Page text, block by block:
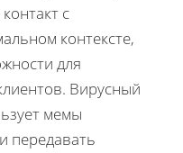
с
контексте,
для
Вирусный
мемы
передавать